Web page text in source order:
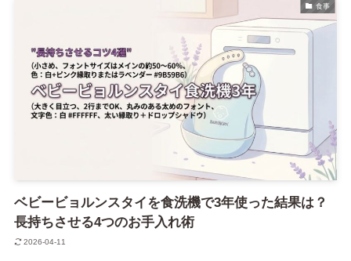
食事
ベビービョルンスタイを食洗機で3年使った結果は？
長持ちさせる4つのお手入れ術
2026-04-11